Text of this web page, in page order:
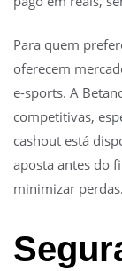
Para quem
oferecem
e-sports. A
competitivas,
cashout está
aposta antes do
minimizar perdas.